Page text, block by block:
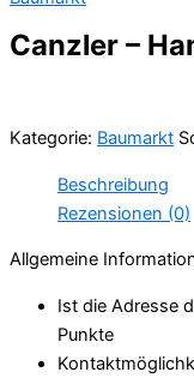
Canzler –
Kategorie: Baumarkt
Beschreibung
Rezensionen (0)
Allgemeine
Ist die Adresse
Punkte